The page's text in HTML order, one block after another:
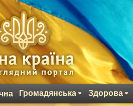
Громадянська Здорова